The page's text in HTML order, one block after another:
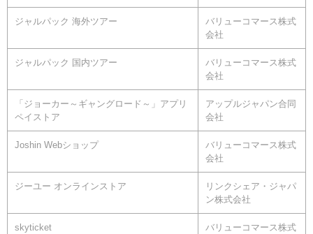
ジャルパック 海外ツアー
バリューコマース株式
会社
ジャルパック 国内ツアー
バリューコマース株式
会社
「ジョーカー～ギャングロード～」アプリ
ペイストア
アップルジャパン合同
会社
Joshin Webショップ
バリューコマース株式
会社
ジーユー オンラインストア
リンクシェア・ジャパ
ン株式会社
skyticket
バリューコマース株式